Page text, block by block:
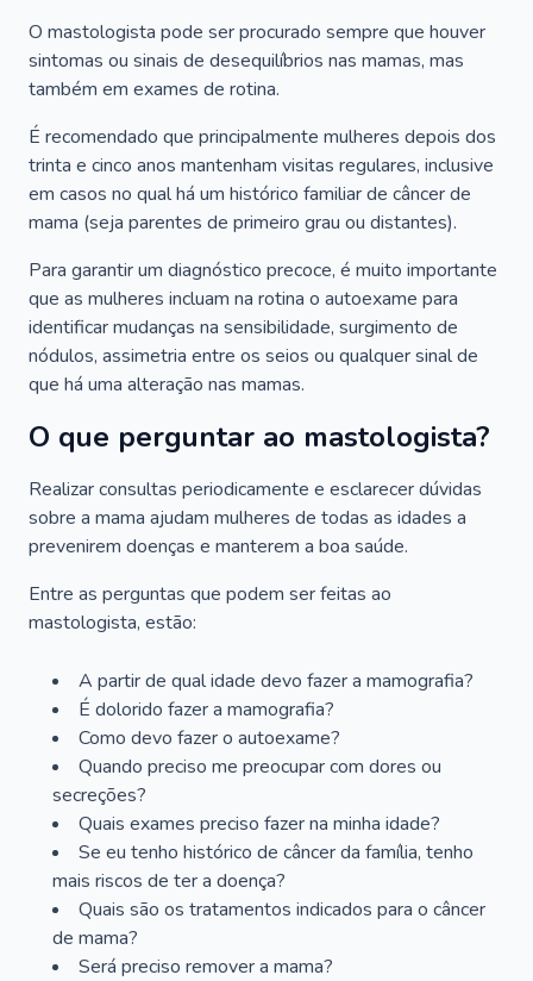
O mastologista pode ser procurado sempre que houver
sintomas ou sinais de desequilíbrios nas mamas, mas
também em exames de rotina.
É recomendado que principalmente mulheres depois dos
trinta e cinco anos mantenham visitas regulares, inclusive
em casos no qual há um histórico familiar de câncer de
mama (seja parentes de primeiro grau ou distantes).
Para garantir um diagnóstico precoce, é muito importante
que as mulheres incluam na rotina o autoexame para
identificar mudanças na sensibilidade, surgimento de
nódulos, assimetria entre os seios ou qualquer sinal de
que há uma alteração nas mamas.
O que perguntar ao mastologista?
Realizar consultas periodicamente e esclarecer dúvidas
sobre a mama ajudam mulheres de todas as idades a
prevenirem doenças e manterem a boa saúde.
Entre as perguntas que podem ser feitas ao
mastologista, estão:
A partir de qual idade devo fazer a mamografia?
É dolorido fazer a mamografia?
Como devo fazer o autoexame?
Quando preciso me preocupar com dores ou
secreções?
Quais exames preciso fazer na minha idade?
Se eu tenho histórico de câncer da família, tenho
mais riscos de ter a doença?
Quais são os tratamentos indicados para o câncer
de mama?
Será preciso remover a mama?